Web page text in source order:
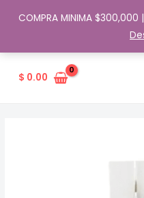
COMPRA MINIMA $300,000 |
$ 0.00